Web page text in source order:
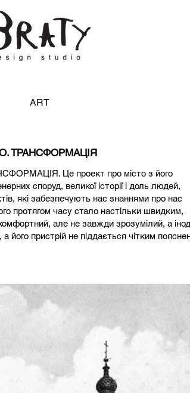
ART
ТРАНСФОРМАЦІЯ
Це проект про місто з його
споруд, великої історії і доль людей,
які забезпечують нас знаннями про нас
протягом часу стало настільки швидким,
але не завжди зрозумілий, а
його пристрій не піддається чітким